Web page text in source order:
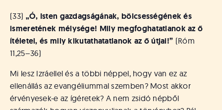
(33) „Ó, Isten gazdagságának, bölcsességének és
ismeretének mélysége! Mily megfoghatatlanok az ő
ítéletei, és mily kikutathatatlanok az ő útjai!” (Róm
11,25–36)
Mi lesz Izráellel és a többi néppel, hogy van ez az
ellenállás az evangéliummal szemben? Most akkor
érvényesek-e az ígéretek? A nem zsidó népből